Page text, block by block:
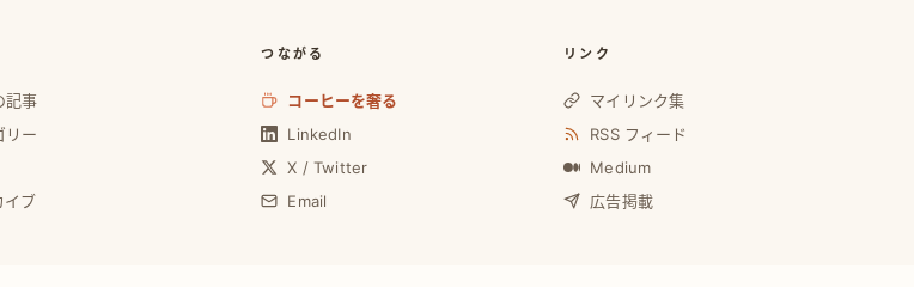
記事
リー
イブ
つながる
コーヒーを奢る
LinkedIn
X / Twitter
Email
リンク
マイリンク集
RSS フィード
Medium
広告掲載